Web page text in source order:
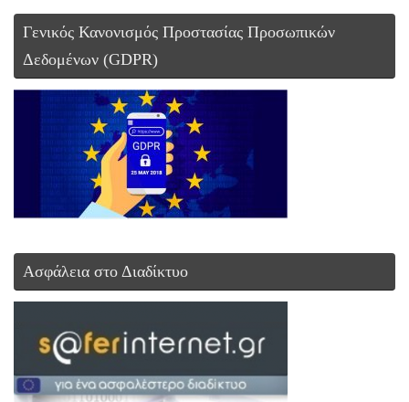
Γενικός Κανονισμός Προστασίας Προσωπικών
Δεδομένων (GDPR)
Ασφάλεια στο Διαδίκτυο